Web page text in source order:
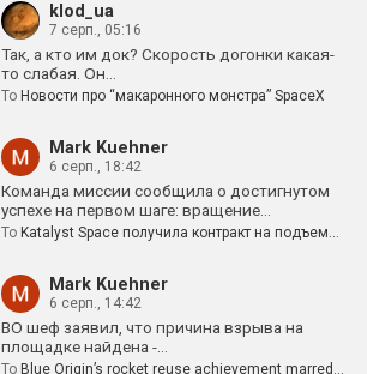
klod_ua
7 серп., 05:16
Так, а кто им док? Скорость догонки какая-
то слабая. Он…
To Новости про “макаронного монстра” SpaceX
Mark Kuehner
6 серп., 18:42
Команда миссии сообщила о достигнутом
успехе на первом шаге: вращение…
To Katalyst Space получила контракт на подъем…
Mark Kuehner
6 серп., 14:42
BO шеф заявил, что причина взрыва на
площадке найдена -…
To Blue Origin’s rocket reuse achievement marred…